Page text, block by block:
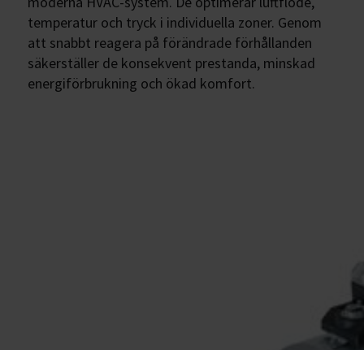
temperatur och tryck i individuella zoner. Genom
att snabbt reagera på förändrade förhållanden
säkerställer de konsekvent prestanda, minskad
energiförbrukning och ökad komfort.